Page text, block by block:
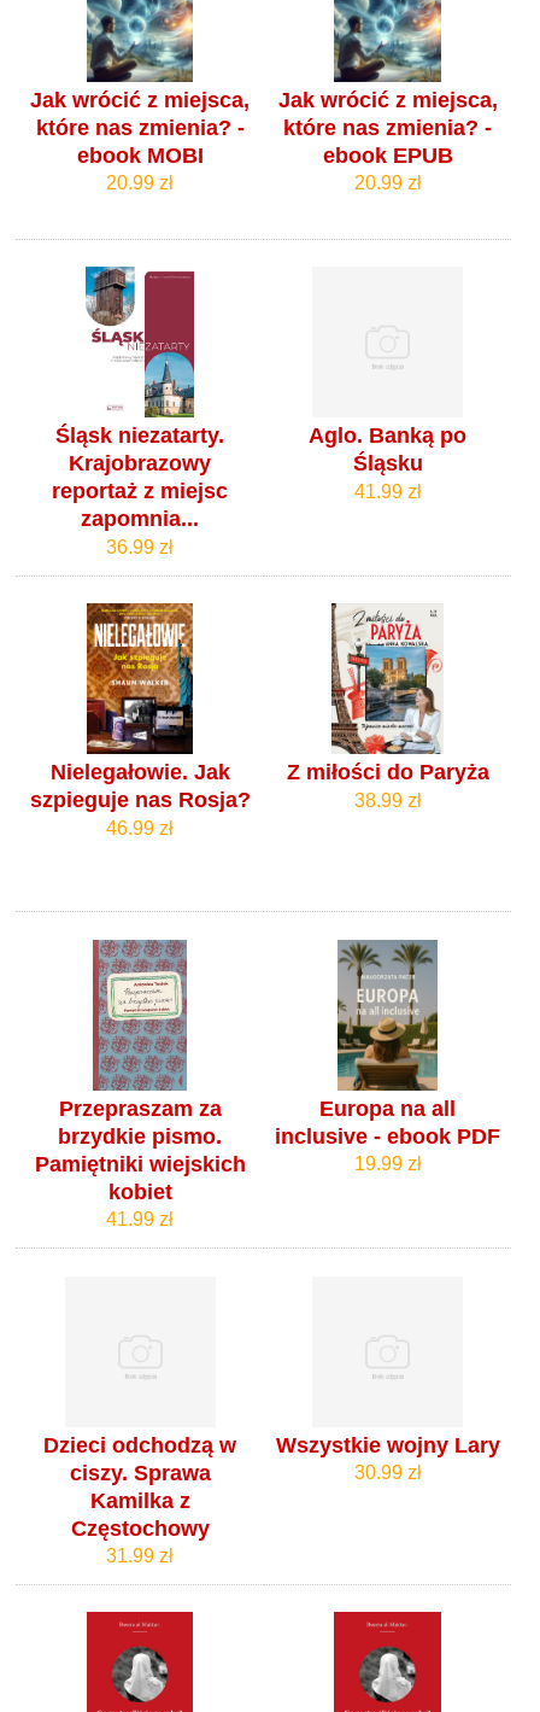
Jak wrócić z miejsca,
które nas zmienia? -
ebook MOBI
20.99 zł
Jak wrócić z miejsca,
które nas zmienia? -
ebook EPUB
20.99 zł
Śląsk niezatarty.
Krajobrazowy
reportaż z miejsc
zapomnia...
36.99 zł
Aglo. Banką po
Śląsku
41.99 zł
Nielegałowie. Jak
szpieguje nas Rosja?
46.99 zł
Z miłości do Paryża
38.99 zł
Przepraszam za
brzydkie pismo.
Pamiętniki wiejskich
kobiet
41.99 zł
Europa na all
inclusive - ebook PDF
19.99 zł
Dzieci odchodzą w
ciszy. Sprawa
Kamilka z
Częstochowy
31.99 zł
Wszystkie wojny Lary
30.99 zł